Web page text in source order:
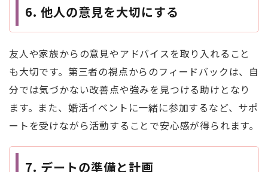
6. 他人の意見を大切にする
友人や家族からの意見やアドバイスを取り入れること
も大切です。第三者の視点からのフィードバックは、自
分では気づかない改善点や強みを見つける助けとなり
ます。また、婚活イベントに一緒に参加するなど、サポ
ートを受けながら活動することで安心感が得られます。
7. デートの準備と計画